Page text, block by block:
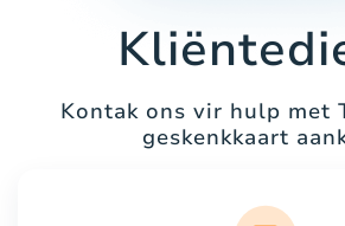
Kontak ons vir hulp met
geskenkkaart